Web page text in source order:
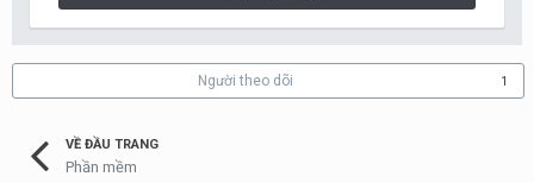
Người theo dõi 1
VỀ ĐẦU TRANG
Phần mềm